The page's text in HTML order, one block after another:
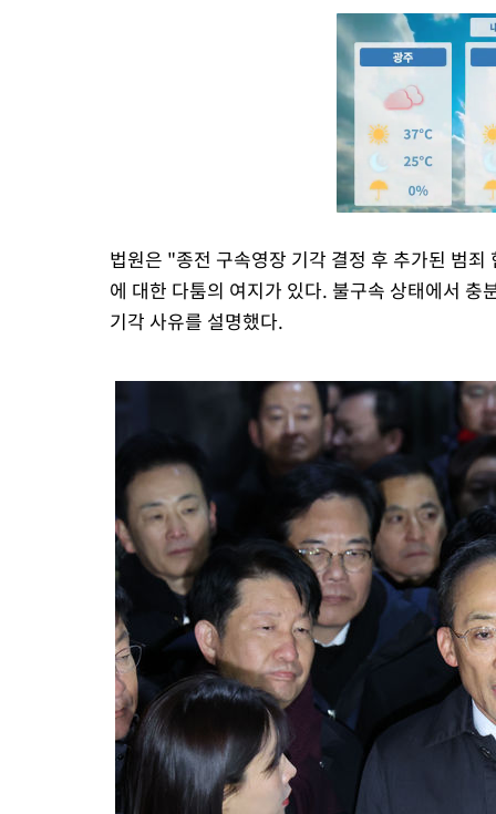
법원은 "종전 구속영장 기각 결정 후 추가된 범
에 대한 다툼의 여지가 있다. 불구속 상태에서
기각 사유를 설명했다.